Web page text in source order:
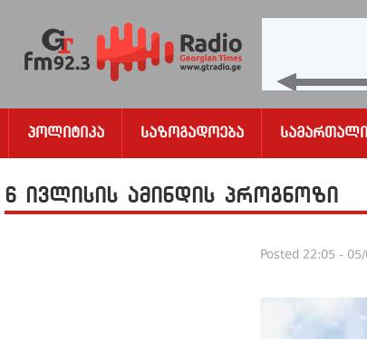
Პოლიტიკა Საზოგადოება Სამართალი
6 ივლისის ამინდის პროგნოზი
Posted 22:05 -